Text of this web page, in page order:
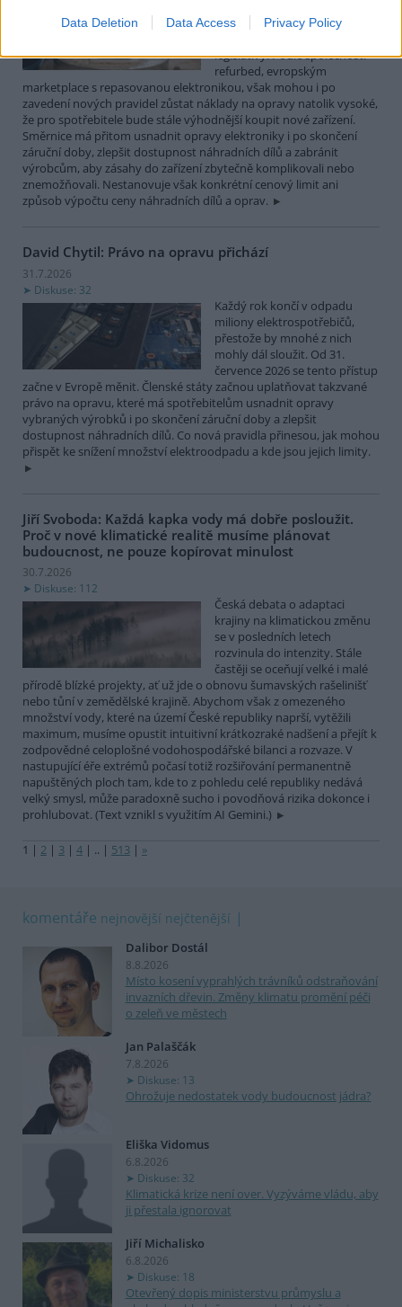
Data Deletion Data Access Privacy Policy
novou evropskou směrnici o
legislativy. Podle společnosti
refurbed, evropským
marketplace s repasovanou elektronikou, však mohou i po
zavedení nových pravidel zůstat náklady na opravy natolik vysoké,
že pro spotřebitele bude stále výhodnější koupit nové zařízení.
Směrnice má přitom usnadnit opravy elektroniky i po skončení
záruční doby, zlepšit dostupnost náhradních dílů a zabránit
výrobcům, aby zásahy do zařízení zbytečně komplikovali nebo
znemožňovali. Nestanovuje však konkrétní cenový limit ani
způsob výpočtu ceny náhradních dílů a oprav.
David Chytil: Právo na opravu přichází
31.7.2026
Diskuse: 32
Každý rok končí v odpadu
miliony elektrospotřebičů,
přestože by mnohé z nich
mohly dál sloužit. Od 31.
července 2026 se tento přístup
začne v Evropě měnit. Členské státy začnou uplatňovat takzvané
právo na opravu, které má spotřebitelům usnadnit opravy
vybraných výrobků i po skončení záruční doby a zlepšit
dostupnost náhradních dílů. Co nová pravidla přinesou, jak mohou
přispět ke snížení množství elektroodpadu a kde jsou jejich limity.
Jiří Svoboda: Každá kapka vody má dobře posloužit.
Proč v nové klimatické realitě musíme plánovat
budoucnost, ne pouze kopírovat minulost
30.7.2026
Diskuse: 112
Česká debata o adaptaci
krajiny na klimatickou změnu
se v posledních letech
rozvinula do intenzity. Stále
častěji se oceňují velké i malé
přírodě blízké projekty, ať už jde o obnovu šumavských rašelinišť
nebo tůní v zemědělské krajině. Abychom však z omezeného
množství vody, které na území České republiky naprší, vytěžili
maximum, musíme opustit intuitivní krátkozraké nadšení a přejít k
zodpovědné celoplošné vodohospodářské bilanci a rozvaze. V
nastupující éře extrémů počasí totiž rozšiřování permanentně
napuštěných ploch tam, kde to z pohledu celé republiky nedává
velký smysl, může paradoxně sucho i povodňová rizika dokonce i
prohlubovat. (Text vznikl s využitím AI Gemini.)
1 | 2 | 3 | 4 | .. | 513 | »
komentáře nejnovější nejčtenější
Dalibor Dostál
8.8.2026
Místo kosení vyprahlých trávníků odstraňování
invazních dřevin. Změny klimatu promění péči
o zeleň ve městech
Jan Palaščák
7.8.2026
Diskuse: 13
Ohrožuje nedostatek vody budoucnost jádra?
Eliška Vidomus
6.8.2026
Diskuse: 32
Klimatická krize není over. Vyzýváme vládu, aby
ji přestala ignorovat
Jiří Michalisko
6.8.2026
Diskuse: 18
Otevřený dopis ministerstvu průmyslu a